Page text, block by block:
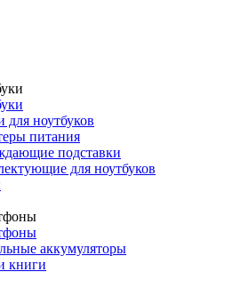
для ноутбуков
питания
подставки
для ноутбуков
аккумуляторы
книги